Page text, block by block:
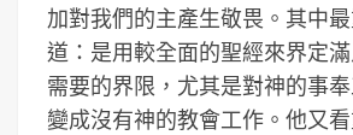
加對我們的主產生敬畏。其中
道：是用較全面的聖經來界定
需要的界限，尤其是對神的事
變成沒有神的教會工作。他又